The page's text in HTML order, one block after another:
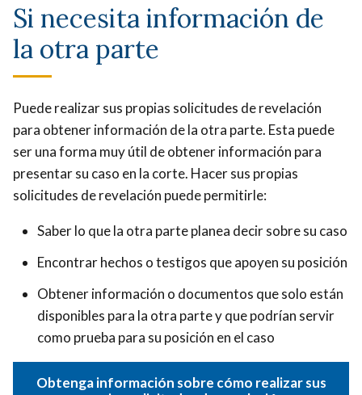
Si necesita información de
la otra parte
Puede realizar sus propias solicitudes de revelación
para obtener información de la otra parte. Esta puede
ser una forma muy útil de obtener información para
presentar su caso en la corte. Hacer sus propias
solicitudes de revelación puede permitirle:
Saber lo que la otra parte planea decir sobre su caso
Encontrar hechos o testigos que apoyen su posición
Obtener información o documentos que solo están
disponibles para la otra parte y que podrían servir
como prueba para su posición en el caso
Obtenga información sobre cómo realizar sus